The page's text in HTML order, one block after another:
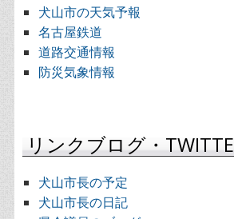
犬山市の天気予報
名古屋鉄道
道路交通情報
防災気象情報
リンクブログ・
犬山市長の予定
犬山市長の日記